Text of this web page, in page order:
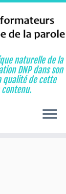
naturelle de la
DNP dans son
qualité de cette